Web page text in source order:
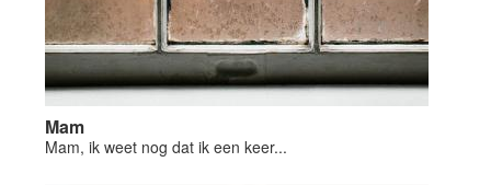
Mam
Mam, ik weet nog dat ik een keer...